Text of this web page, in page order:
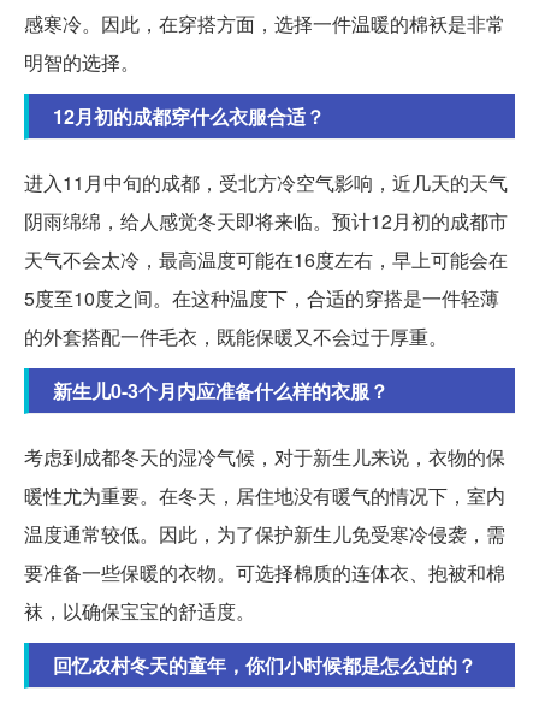
感寒冷。因此，在穿搭方面，选择一件温暖的棉袄是非常
明智的选择。
12月初的成都穿什么衣服合适？
进入11月中旬的成都，受北方冷空气影响，近几天的天气
阴雨绵绵，给人感觉冬天即将来临。预计12月初的成都市
天气不会太冷，最高温度可能在16度左右，早上可能会在
5度至10度之间。在这种温度下，合适的穿搭是一件轻薄
的外套搭配一件毛衣，既能保暖又不会过于厚重。
新生儿0-3个月内应准备什么样的衣服？
考虑到成都冬天的湿冷气候，对于新生儿来说，衣物的保
暖性尤为重要。在冬天，居住地没有暖气的情况下，室内
温度通常较低。因此，为了保护新生儿免受寒冷侵袭，需
要准备一些保暖的衣物。可选择棉质的连体衣、抱被和棉
袜，以确保宝宝的舒适度。
回忆农村冬天的童年，你们小时候都是怎么过的？